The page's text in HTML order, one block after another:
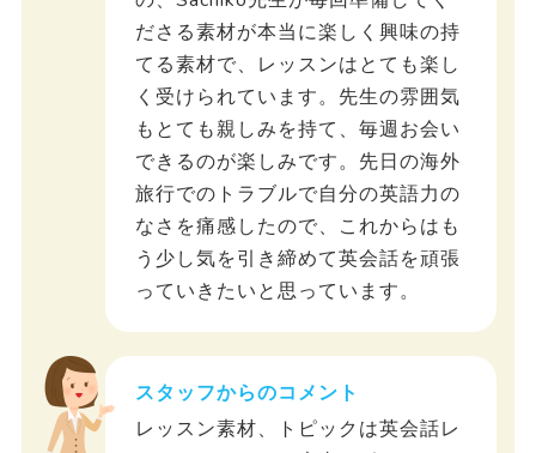
ださる素材が本当に楽しく興味の持
てる素材で、レッスンはとても楽し
く受けられています。先生の雰囲気
もとても親しみを持て、毎週お会い
できるのが楽しみです。先日の海外
旅行でのトラブルで自分の英語力の
なさを痛感したので、これからはも
う少し気を引き締めて英会話を頑張
っていきたいと思っています。
スタッフからのコメント
レッスン素材、トピックは英会話レ